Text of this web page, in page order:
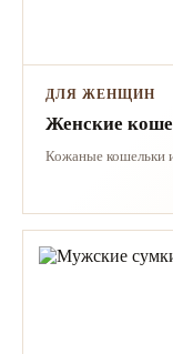
ДЛЯ ЖЕНЩИН
Женские
Кожаные кошельки